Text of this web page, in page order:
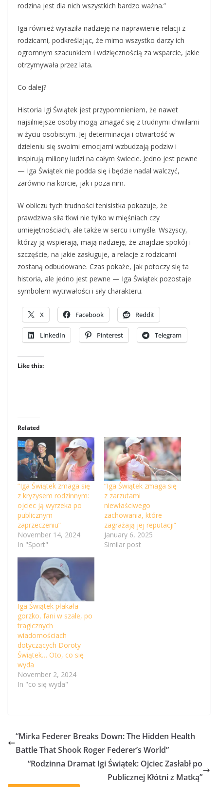
rodzina jest dla nich wszystkich bardzo ważna.”
Iga również wyraziła nadzieję na naprawienie relacji z
rodzicami, podkreślając, że mimo wszystko darzy ich
ogromnym szacunkiem i wdzięcznością za wsparcie, jakie
otrzymywała przez lata.
Co dalej?
Historia Igi Świątek jest przypomnieniem, że nawet
najsilniejsze osoby mogą zmagać się z trudnymi chwilami
w życiu osobistym. Jej determinacja i otwartość w
dzieleniu się swoimi emocjami wzbudzają podziw i
inspirują miliony ludzi na całym świecie. Jedno jest pewne
— Iga Świątek nie podda się i będzie nadal walczyć,
zarówno na korcie, jak i poza nim.
W obliczu tych trudności tenisistka pokazuje, że
prawdziwa siła tkwi nie tylko w mięśniach czy
umiejętnościach, ale także w sercu i umyśle. Wszyscy,
którzy ją wspierają, mają nadzieję, że znajdzie spokój i
szczęście, na jakie zasługuje, a relacje z rodzicami
zostaną odbudowane. Czas pokaże, jak potoczy się ta
historia, ale jedno jest pewne — Iga Świątek pozostaje
symbolem wytrwałości i siły charakteru.
X Facebook Reddit
LinkedIn Pinterest Telegram
Like this:
Related
“Iga Świątek zmaga się
z kryzysem rodzinnym:
ojciec ją wyrzeka po
publicznym
zaprzeczeniu”
November 14, 2024
In "Sport"
“Iga Świątek zmaga się
z zarzutami
niewłaściwego
zachowania, które
zagrażają jej reputacji”
January 6, 2025
Similar post
Iga Świątek płakała
gorzko, fani w szale, po
tragicznych
wiadomościach
dotyczących Doroty
Świątek… Oto, co się
wyda
November 2, 2024
In "co się wyda"
“Mirka Federer Breaks Down: The Hidden Health
Battle That Shook Roger Federer’s World”
“Rodzinna Dramat Igi Świątek: Ojciec Zasłabł po
Publicznej Kłótni z Matką”